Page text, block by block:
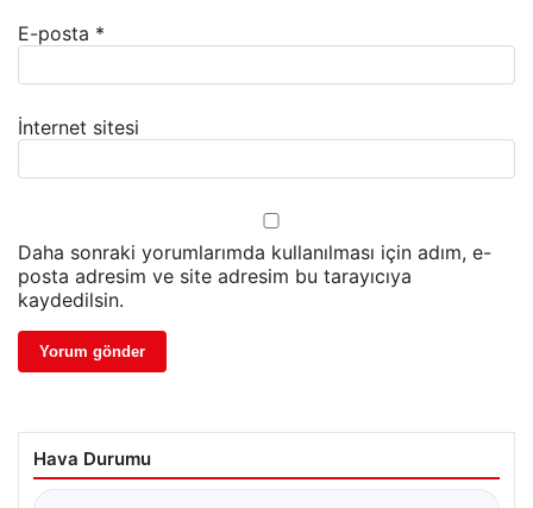
E-posta *
İnternet sitesi
Daha sonraki yorumlarımda kullanılması için adım, e-
posta adresim ve site adresim bu tarayıcıya
kaydedilsin.
Hava Durumu